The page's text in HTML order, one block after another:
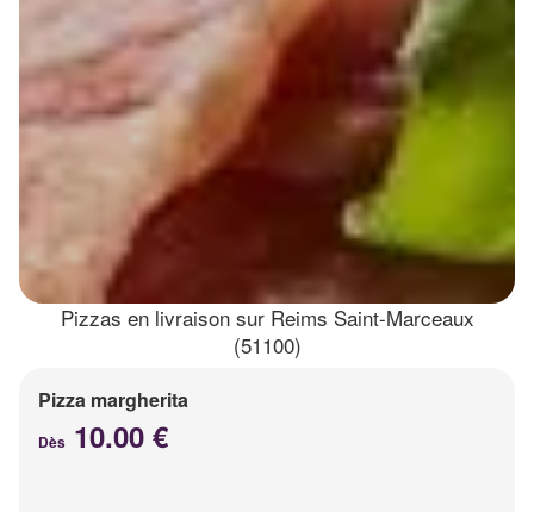
Pizzas en livraison sur Reims Saint-Marceaux
(51100)
Pizza margherita
Dès 10.00 €